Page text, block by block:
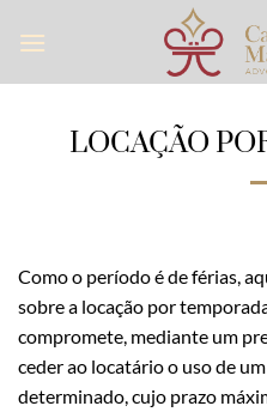
LOCAÇÃO
Como o período é de férias,
sobre a locação por
compromete, mediante um
ceder ao locatário o uso de
determinado, cujo prazo